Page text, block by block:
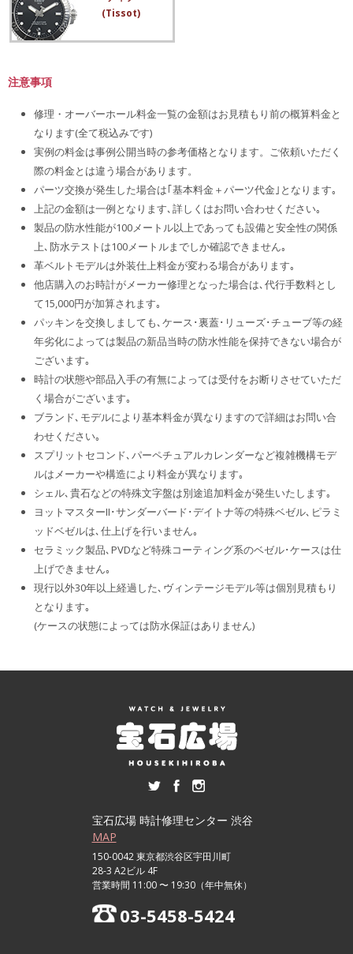
(Tissot)
注意事項
修理・オーバーホール料金一覧の金額はお見積もり前の概算料金と
なります(全て税込みです)
実例の料金は事例公開当時の参考価格となります。ご依頼いただく
際の料金とは違う場合があります。
パーツ交換が発生した場合は｢基本料金＋パーツ代金｣となります｡
上記の金額は一例となります､詳しくはお問い合わせください｡
製品の防水性能が100メートル以上であっても設備と安全性の関係
上､防水テストは100メートルまでしか確認できません｡
革ベルトモデルは外装仕上料金が変わる場合があります｡
他店購入のお時計がメーカー修理となった場合は､代行手数料とし
て15,000円が加算されます｡
パッキンを交換しましても､ケース･裏蓋･リューズ･チューブ等の経
年劣化によっては製品の新品当時の防水性能を保持できない場合が
ございます｡
時計の状態や部品入手の有無によっては受付をお断りさせていただ
く場合がございます｡
ブランド､モデルにより基本料金が異なりますので詳細はお問い合
わせください｡
スプリットセコンド､パーペチュアルカレンダーなど複雑機構モデ
ルはメーカーや構造により料金が異なります｡
シェル､貴石などの特殊文字盤は別途追加料金が発生いたします｡
ヨットマスターII･サンダーバード･デイトナ等の特殊ベゼル､ピラミ
ッドベゼルは､仕上げを行いません｡
セラミック製品､PVDなど特殊コーティング系のベゼル･ケースは仕
上げできません｡
現行以外30年以上経過した､ヴィンテージモデル等は個別見積もり
となります｡
(ケースの状態によっては防水保証はありません)
宝石広場 時計修理センター 渋谷
MAP
150-0042 東京都渋谷区宇田川町
28-3 A2ビル 4F
営業時間 11:00 〜 19:30（年中無休）
03-5458-5424